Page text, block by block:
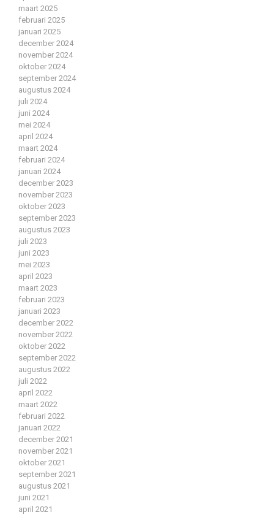
maart 2025
februari 2025
januari 2025
december 2024
november 2024
oktober 2024
september 2024
augustus 2024
juli 2024
juni 2024
mei 2024
april 2024
maart 2024
februari 2024
januari 2024
december 2023
november 2023
oktober 2023
september 2023
augustus 2023
juli 2023
juni 2023
mei 2023
april 2023
maart 2023
februari 2023
januari 2023
december 2022
november 2022
oktober 2022
september 2022
augustus 2022
juli 2022
april 2022
maart 2022
februari 2022
januari 2022
december 2021
november 2021
oktober 2021
september 2021
augustus 2021
juni 2021
april 2021